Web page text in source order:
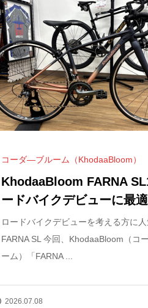
コーダ―ブルーム（KhodaaBloom）
KhodaaBloom FARNA
ードバイクデビューに最適
ロードバイクデビューを考える方に
FARNA SL 今回、KhodaaBloom（コ
ーム）「FARNA ...
2026.07.08
」をサイクリングしました！